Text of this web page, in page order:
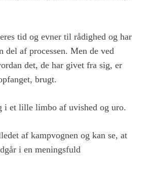
tid og evner til rådighed og har
del af processen. Men de ved
det, de har givet fra sig, er
brugt.
i et lille limbo af uvished og uro.
af kampvognen og kan se, at
i en meningsfuld